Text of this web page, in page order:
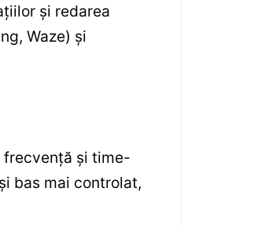
și redarea
Waze) și
frecvență și time-
bas mai controlat,